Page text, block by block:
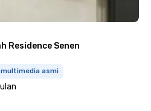
Residence Senen
asmi